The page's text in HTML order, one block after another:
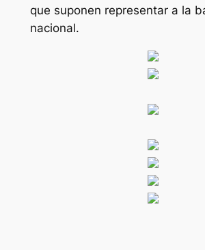
que suponen representar a la
nacional.